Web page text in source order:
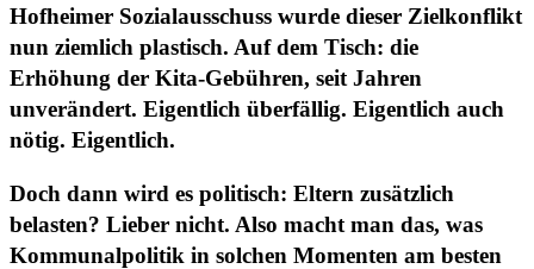
Hofheimer Sozialausschuss wurde dieser Zielkonflikt
nun ziemlich plastisch. Auf dem Tisch: die
Erhöhung der Kita-Gebühren, seit Jahren
unverändert. Eigentlich überfällig. Eigentlich auch
nötig. Eigentlich.
Doch dann wird es politisch: Eltern zusätzlich
belasten? Lieber nicht. Also macht man das, was
Kommunalpolitik in solchen Momenten am besten